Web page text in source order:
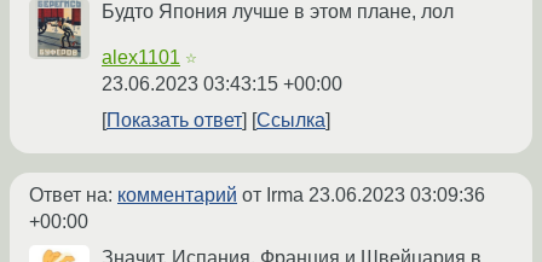
Будто Япония лучше в этом плане, лол
alex1101 ☆
23.06.2023 03:43:15 +00:00
Показать ответ
Ссылка
Ответ на: комментарий от Irma 23.06.2023 03:09:36
+00:00